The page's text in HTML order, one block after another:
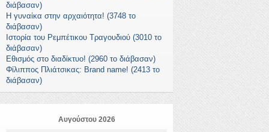
διάβασαν)
Η γυναίκα στην αρχαιότητα! (3748 το
διάβασαν)
Ιστορία του Ρεμπέτικου Τραγουδιού (3010 το
διάβασαν)
Εθισμός στο διαδίκτυο! (2960 το διάβασαν)
Φίλιππος Πλιάτσικας: Brand name! (2413 το
διάβασαν)
Αυγούστου 2026